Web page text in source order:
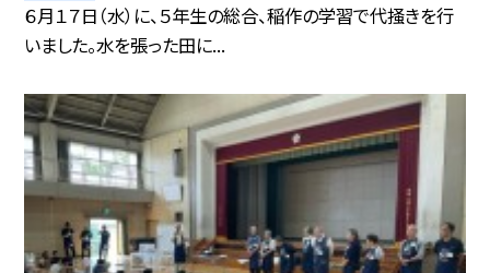
６月１７日（水）に、５年生の総合、稲作の学習で代掻きを行
いました。水を張った田に...